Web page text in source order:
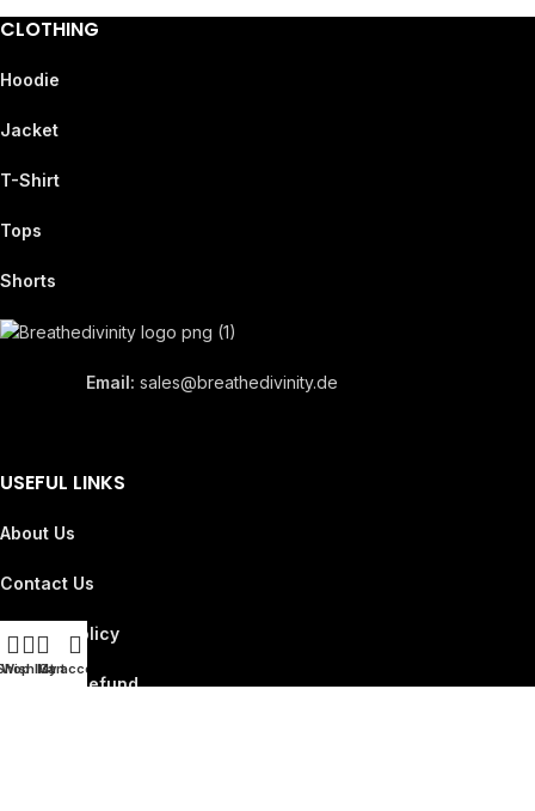
CLOTHING
Hoodie
Jacket
T-Shirt
Tops
Shorts
Email: sales@breathedivinity.de
USEFUL LINKS
About Us
Contact Us
Privacy Policy
Return & Refund
Wishlist
Cart
My account